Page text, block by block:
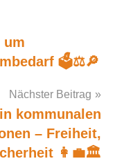
um
🗳️⚖️🔎
Nächster Beitrag
kommunalen
– Freiheit,
👩‍💼🏛️